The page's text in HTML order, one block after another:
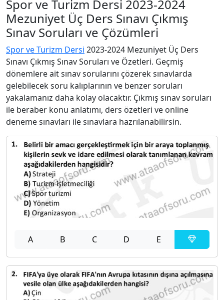
Spor ve Turizm Dersi 2023-2024
Mezuniyet Üç Ders Sınavı Çıkmış
Sınav Soruları ve Çözümleri
Spor ve Turizm Dersi 2023-2024 Mezuniyet Üç Ders
Sınavı Çıkmış Sınav Soruları ve Özetleri. Geçmiş
dönemlere ait sınav sorularını çözerek sınavlarda
gelebilecek soru kalıplarının ve benzer soruları
yakalamanız daha kolay olacaktır. Çıkmış sınav soruları
ile beraber konu anlatımı, ders özetleri ve online
deneme sınavları ile sınavlara hazrılanabilirsin.
A B C D E